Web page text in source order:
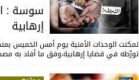
سوسة :
إرهابية
تمكنت الوحدات الأمنية يوم أمس الخميس
تورّطه في قضايا إرهابية،وفق ما أفاد به